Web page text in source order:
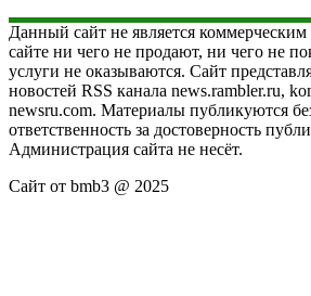
Данный сайт не является
сайте ни чего не продают, ни чего не
услуги не оказываются. Сайт
новостей RSS канала news.rambler.ru,
newsru.com. Материалы публикуются
ответственность за достоверность
Администрация сайта не несёт.
Сайт от bmb3 @ 2025